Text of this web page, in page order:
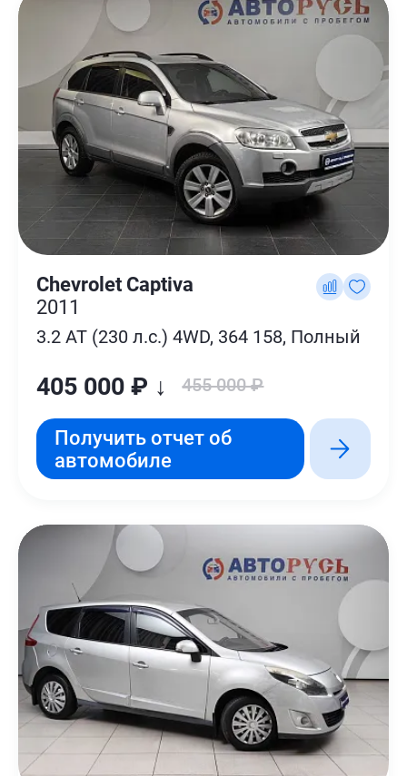
Chevrolet Captiva
2011
3.2 AT (230 л.с.) 4WD, 364 158, Полный
405 000 ₽ ↓ 455 000 ₽
Получить отчет об
автомобиле